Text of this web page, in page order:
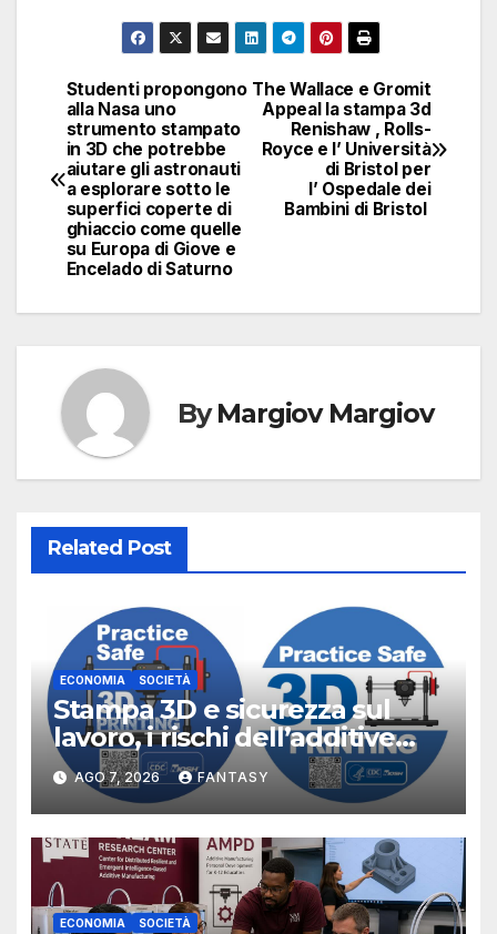
Navigazione
articoli
The Wallace e Gromit
Appeal la stampa 3d
Renishaw , Rolls-
Royce e l’ Università
di Bristol per
l’ Ospedale dei
Bambini di Bristol
Studenti propongono
alla Nasa uno
strumento stampato
in 3D che potrebbe
aiutare gli astronauti
a esplorare sotto le
superfici coperte di
ghiaccio come quelle
su Europa di Giove e
Encelado di Saturno
ByMargiov Margiov
Related Post
ECONOMIA SOCIETÀ
Stampa 3D e sicurezza sul
lavoro, i rischi dell’additive
manufacturing secondo
NIOSH
AGO 7, 2026 FANTASY
ECONOMIA SOCIETÀ